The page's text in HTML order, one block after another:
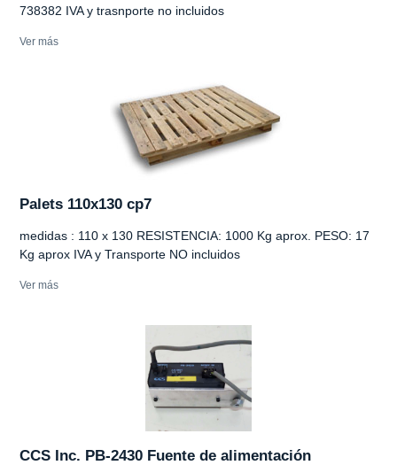
738382 IVA y trasnporte no incluidos
Ver más
Palets 110x130 cp7
medidas : 110 x 130 RESISTENCIA: 1000 Kg aprox. PESO: 17
Kg aprox IVA y Transporte NO incluidos
Ver más
CCS Inc. PB-2430 Fuente de alimentación